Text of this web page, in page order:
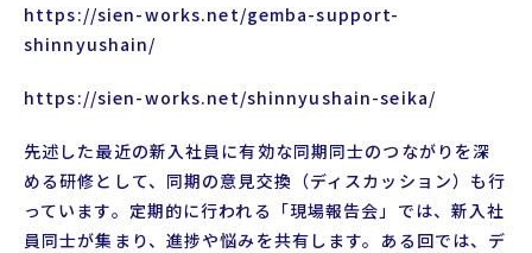
https://sien-works.net/gemba-support-
shinnyushain/
https://sien-works.net/shinnyushain-seika/
先述した最近の新入社員に有効な同期同士のつながりを深
める研修として、同期の意見交換（ディスカッション）も行
っています。定期的に行われる「現場報告会」では、新入社
員同士が集まり、進捗や悩みを共有します。ある回では、デ